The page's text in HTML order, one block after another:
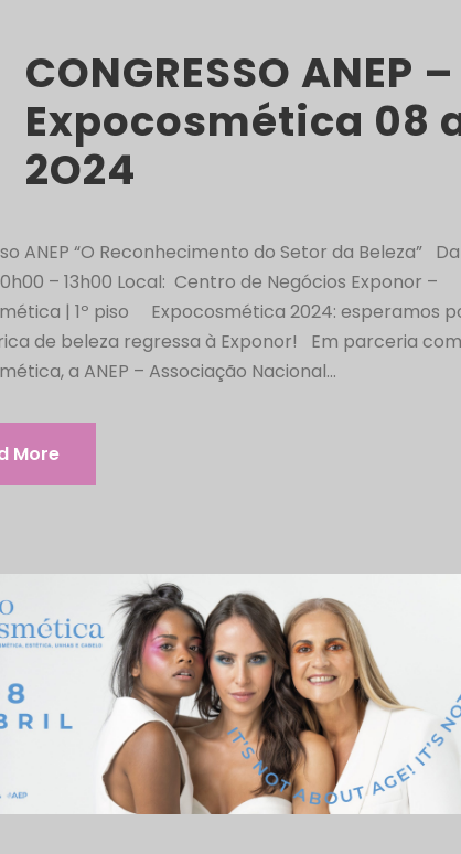
CONGRESSO ANEP –
Expocosmética 08
2O24
ANEP “O Reconhecimento do Setor da Beleza”
– 13h00 Local: Centro de Negócios Exponor –
| 1º piso Expocosmética 2024: esperamos
de beleza regressa à Exponor! Em parceria
a ANEP – Associação Nacional...
More